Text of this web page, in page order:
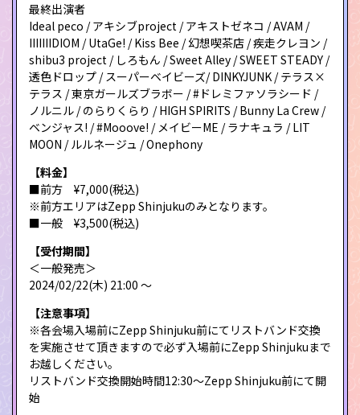
最終出演者
Ideal peco / アキシブproject / アキストゼネコ / AVAM /
IIIIIIIDIOM / UtaGe! / Kiss Bee / 幻想喫茶店 / 疾走クレヨン /
shibu3 project / しろもん / Sweet Alley / SWEET STEADY /
透色ドロップ / スーパーベイビーズ/ DINKYJUNK / テラス×
テラス / 東京ガールズブラボー / #ドレミファソラシード /
ノルニル / のらりくらり / HIGH SPIRITS / Bunny La Crew /
ベンジャス! / #Mooove! / メイビーME / ラナキュラ / LIT
MOON / ルルネージュ / Onephony
【料金】
■前方 ¥7,000(税込)
※前方エリアはZepp Shinjukuのみとなります。
■一般 ¥3,500(税込)
【受付期間】
＜一般発売＞
2024/02/22(木) 21:00 〜
【注意事項】
※各会場入場前にZepp Shinjuku前にてリストバンド交換
を実施させて頂きますので必ず入場前にZepp Shinjukuまで
お越しください。
リストバンド交換開始時間12:30〜Zepp Shinjuku前にて開
始